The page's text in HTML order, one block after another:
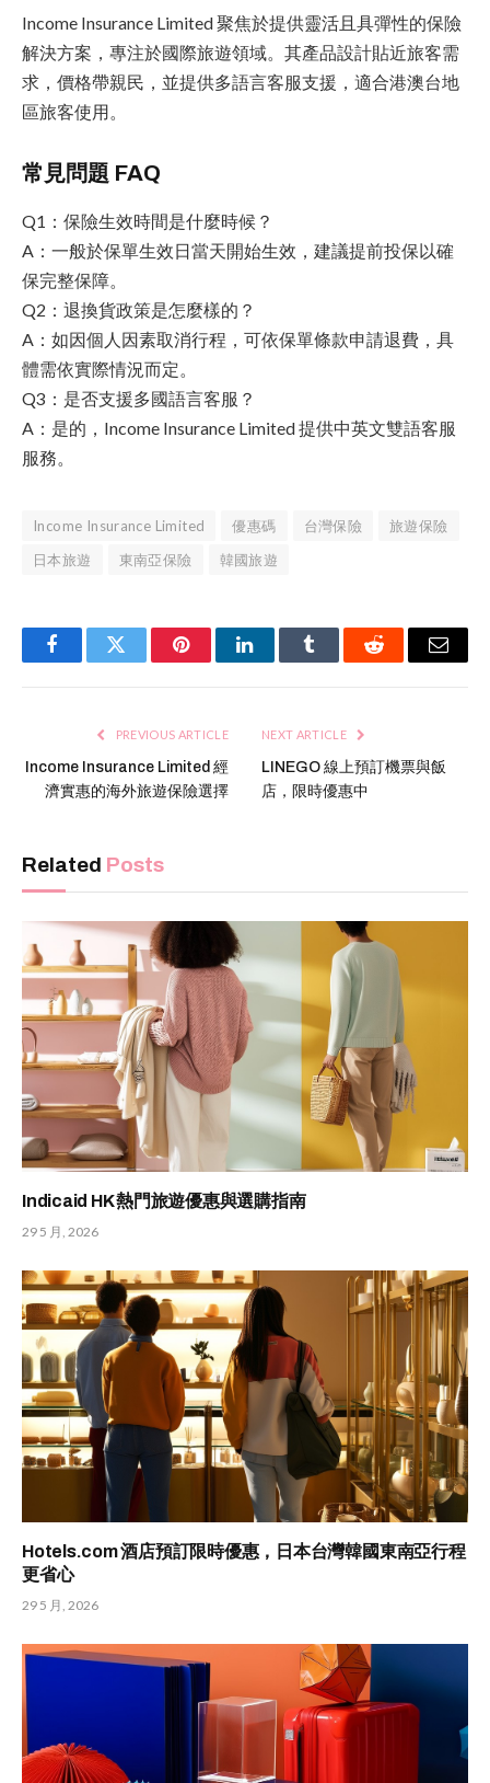
Income Insurance Limited 聚焦於提供靈活且具彈性的保險
解決方案，專注於國際旅遊領域。其產品設計貼近旅客需
求，價格帶親民，並提供多語言客服支援，適合港澳台地
區旅客使用。
常見問題 FAQ
Q1：保險生效時間是什麼時候？
A：一般於保單生效日當天開始生效，建議提前投保以確
保完整保障。
Q2：退換貨政策是怎麼樣的？
A：如因個人因素取消行程，可依保單條款申請退費，具
體需依實際情況而定。
Q3：是否支援多國語言客服？
A：是的，Income Insurance Limited 提供中英文雙語客服
服務。
Income Insurance Limited 優惠碼 台灣保險
旅遊保險
日本旅遊
東南亞保險 韓國旅遊
FacebookTwitter PinterestLinkedInTumblr Reddit Email
PREVIOUS ARTICLE
Income Insurance Limited 經
濟實惠的海外旅遊保險選擇
NEXT ARTICLE
LINEGO 線上預訂機票與飯
店，限時優惠中
Related Posts
Indicaid HK 熱門旅遊優惠與選購指南
29 5 月, 2026
Hotels.com 酒店預訂限時優惠，日本台灣韓國東南亞行程
更省心
29 5 月, 2026